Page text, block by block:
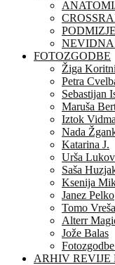
PODMIZJE
NEVIDNA
FOTOZGODBE
Žiga
Petra
Sebastijan
Maruša
Iztok
Nada
Katarina J.
Urša
Saša
Ksenija
Janez Pelko
Tomo
Alterr
Jože Balas
ARHIV REVIJE